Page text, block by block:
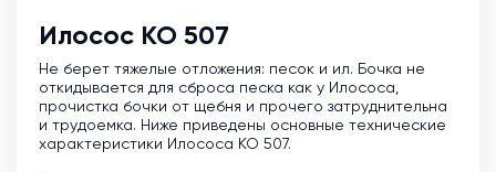
Илосос КО 507
Не берет тяжелые отложения: песок и ил. Бочка не
откидывается для сброса песка как у Илососа,
прочистка бочки от щебня и прочего затруднительна
и трудоемка. Ниже приведены основные технические
характеристики Илососа КО 507.